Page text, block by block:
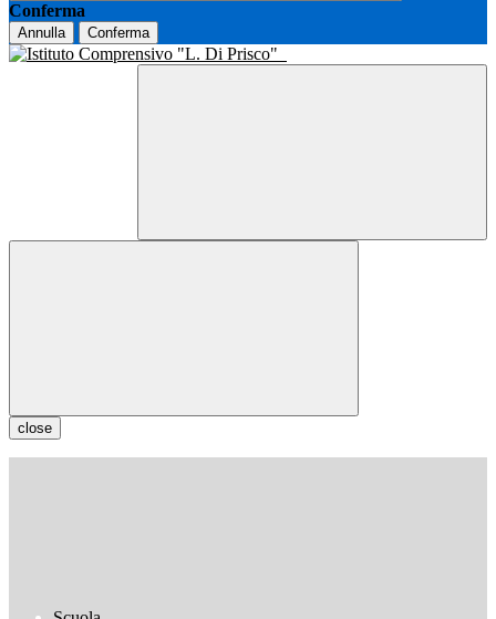
Conferma
Annulla Conferma
close